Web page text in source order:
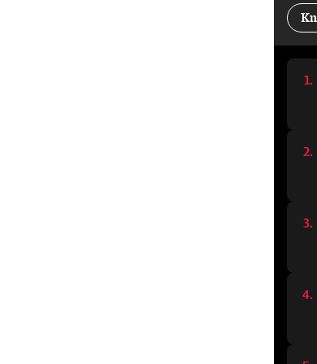
kancelár Oxfordskej
Alastair Campbell a Rory Stewart,
pomôže vám zorientovať sa v tejto
napísal elegantného a
porozumieť budúcnosti.“ - Julie
varovný signál, ktorého cieľom je čo
mysliteľ, ktorý sa témou umelej
sprievodcu premýšľaním o AI.“ -